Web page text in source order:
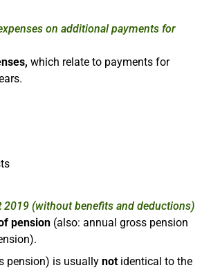
on additional payments for
which relate to payments for
2019 (without benefits and deductions)
pension (also: annual gross pension
pension) is usually notidentical to the